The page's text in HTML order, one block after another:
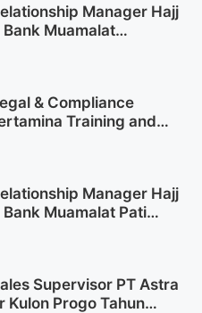
Manager Hajj
Muamalat
& Compliance
Training and
Manager Hajj
Muamalat Pati
Supervisor PT Astra
Kulon Progo Tahun